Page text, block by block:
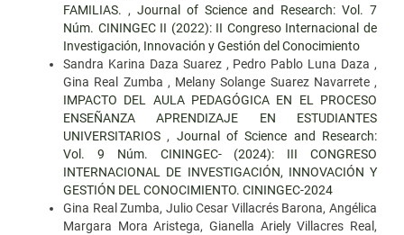
FAMILIAS. , Journal of Science and Research: Vol. 7
Núm. CININGEC II (2022): II Congreso Internacional de
Investigación, Innovación y Gestión del Conocimiento
Sandra Karina Daza Suarez , Pedro Pablo Luna Daza ,
Gina Real Zumba , Melany Solange Suarez Navarrete ,
IMPACTO DEL AULA PEDAGÓGICA EN EL PROCESO
ENSEÑANZA APRENDIZAJE EN ESTUDIANTES
UNIVERSITARIOS , Journal of Science and Research:
Vol. 9 Núm. CININGEC- (2024): III CONGRESO
INTERNACIONAL DE INVESTIGACIÓN, INNOVACIÓN Y
GESTIÓN DEL CONOCIMIENTO. CININGEC-2024
Gina Real Zumba, Julio Cesar Villacrés Barona, Angélica
Margara Mora Aristega, Gianella Ariely Villacres Real,